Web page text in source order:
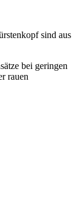
sind aus
bei geringen
rauen